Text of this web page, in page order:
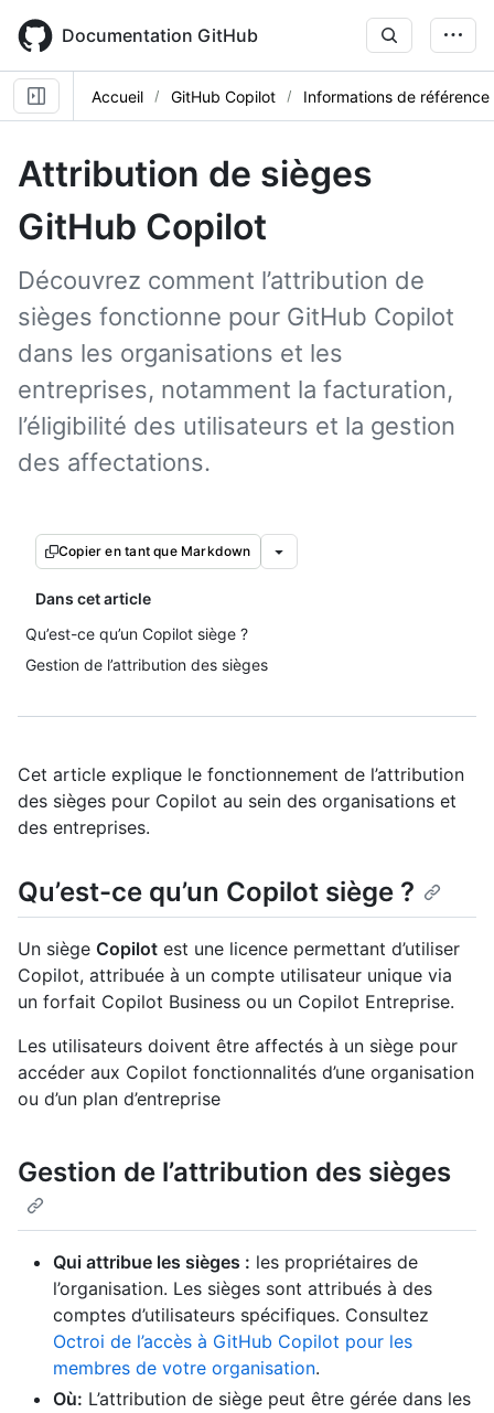
main
content
Documentation GitHub
Accueil GitHub Copilot Informations de référence
Attribution de sièges
GitHub Copilot
Découvrez comment l’attribution de
sièges fonctionne pour GitHub Copilot
dans les organisations et les
entreprises, notamment la facturation,
l’éligibilité des utilisateurs et la gestion
des affectations.
Copier en tant que Markdown
Dans cet article
Qu’est-ce qu’un Copilot siège ?
Gestion de l’attribution des sièges
Cet article explique le fonctionnement de l’attribution
des sièges pour Copilot au sein des organisations et
des entreprises.
Qu’est-ce qu’un Copilot siège ?
Un siège Copilot est une licence permettant d’utiliser
Copilot, attribuée à un compte utilisateur unique via
un forfait Copilot Business ou un Copilot Entreprise.
Les utilisateurs doivent être affectés à un siège pour
accéder aux Copilot fonctionnalités d’une organisation
ou d’un plan d’entreprise
Gestion de l’attribution des sièges
Qui attribue les sièges : les propriétaires de
l’organisation. Les sièges sont attribués à des
comptes d’utilisateurs spécifiques. Consultez
Octroi de l’accès à GitHub Copilot pour les
membres de votre organisation.
Où: L’attribution de siège peut être gérée dans les